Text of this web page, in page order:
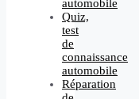
automobile
Quiz,
test
de
connaissance
automobile
Réparation